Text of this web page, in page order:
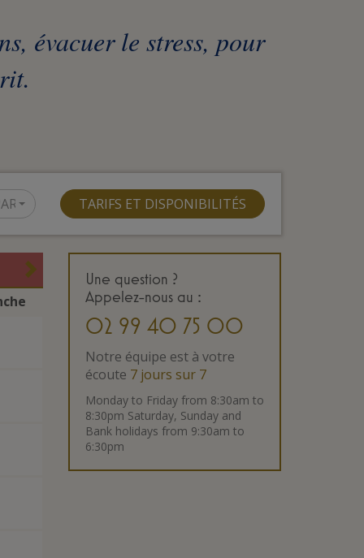
évacuer le stress, pour
TARIFS ET DISPONIBILITÉS
Une question ?
Appelez-nousau :
02 99 40 75 00
Notre équipe est à votre
écoute 7 jours sur 7
Monday to Friday from 8:30am to
8:30pm Saturday, Sunday and
Bank holidays from 9:30am to
6:30pm